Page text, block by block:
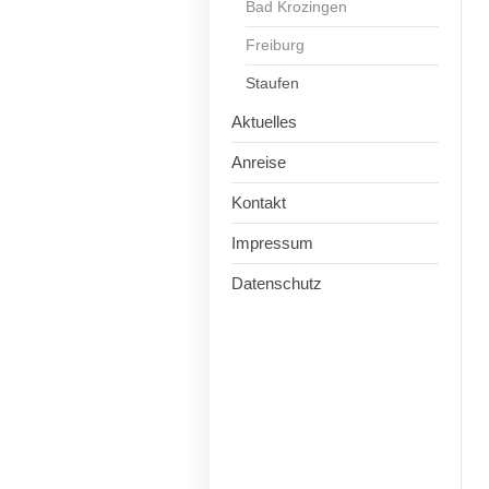
Bad Krozingen
Freiburg
Staufen
Aktuelles
Anreise
Kontakt
Impressum
Datenschutz